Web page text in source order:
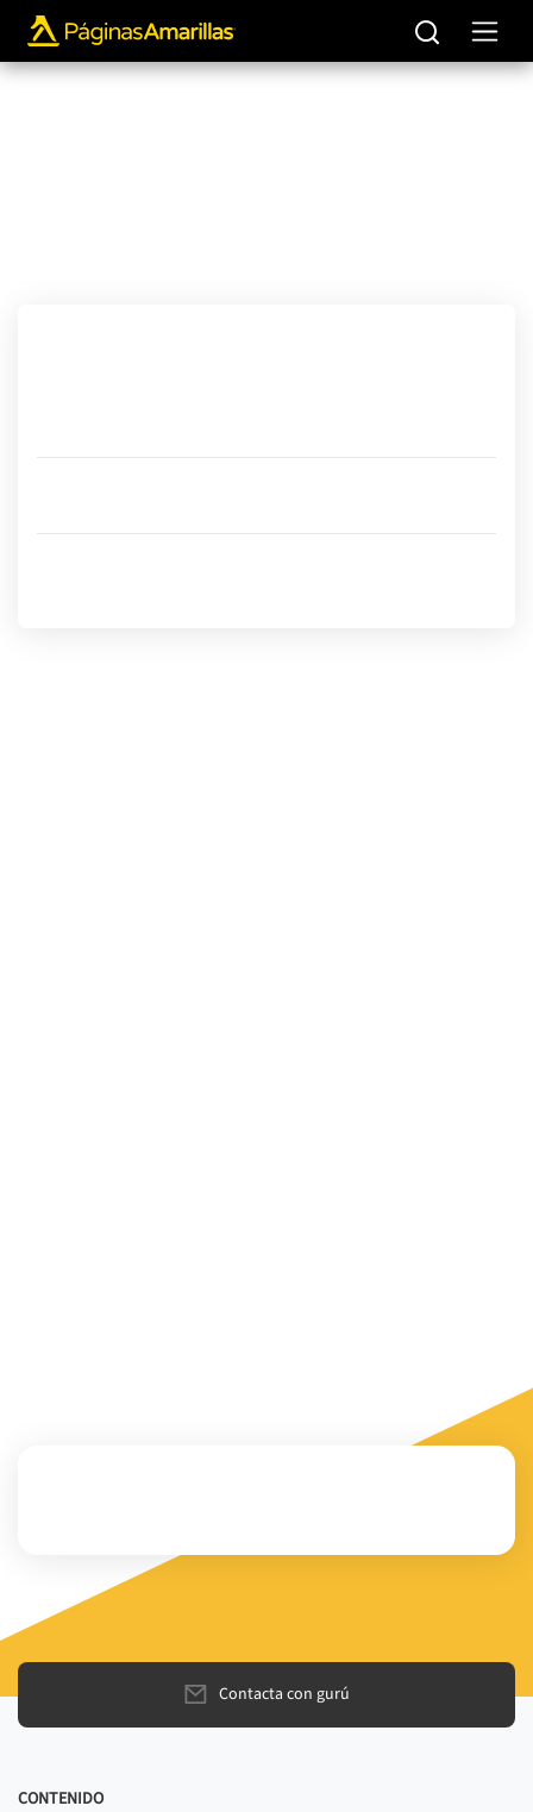
Contacta con gurú
CONTENIDO